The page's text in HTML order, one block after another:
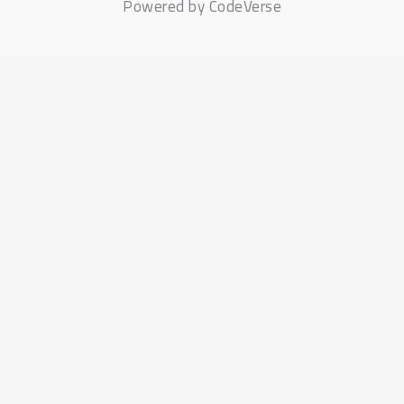
Powered by CodeVerse